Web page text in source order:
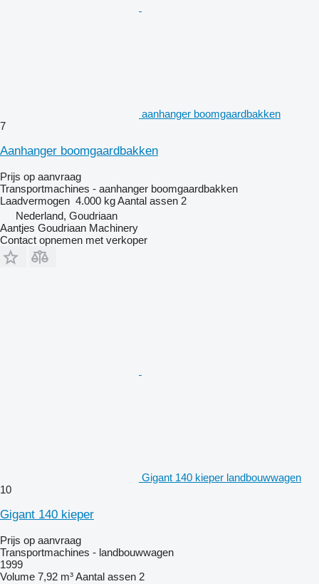
aanhanger boomgaardbakken
7
Aanhanger boomgaardbakken
Prijs op aanvraag
Transportmachines - aanhanger boomgaardbakken
Laadvermogen 4.000 kgAantal assen 2
Nederland, Goudriaan
Aantjes Goudriaan Machinery
Contact opnemen met verkoper
Gigant 140 kieper landbouwwagen
10
Gigant 140 kieper
Prijs op aanvraag
Transportmachines - landbouwwagen
1999
Volume 7,92 m³Aantal assen 2